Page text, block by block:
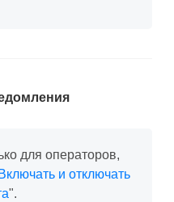
для операторов,
Включать и отключать
".